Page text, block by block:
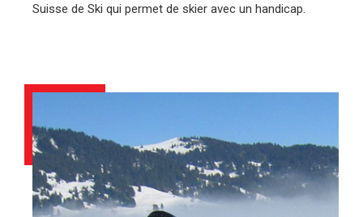
Suisse de Ski qui permet de skier avec un handicap.